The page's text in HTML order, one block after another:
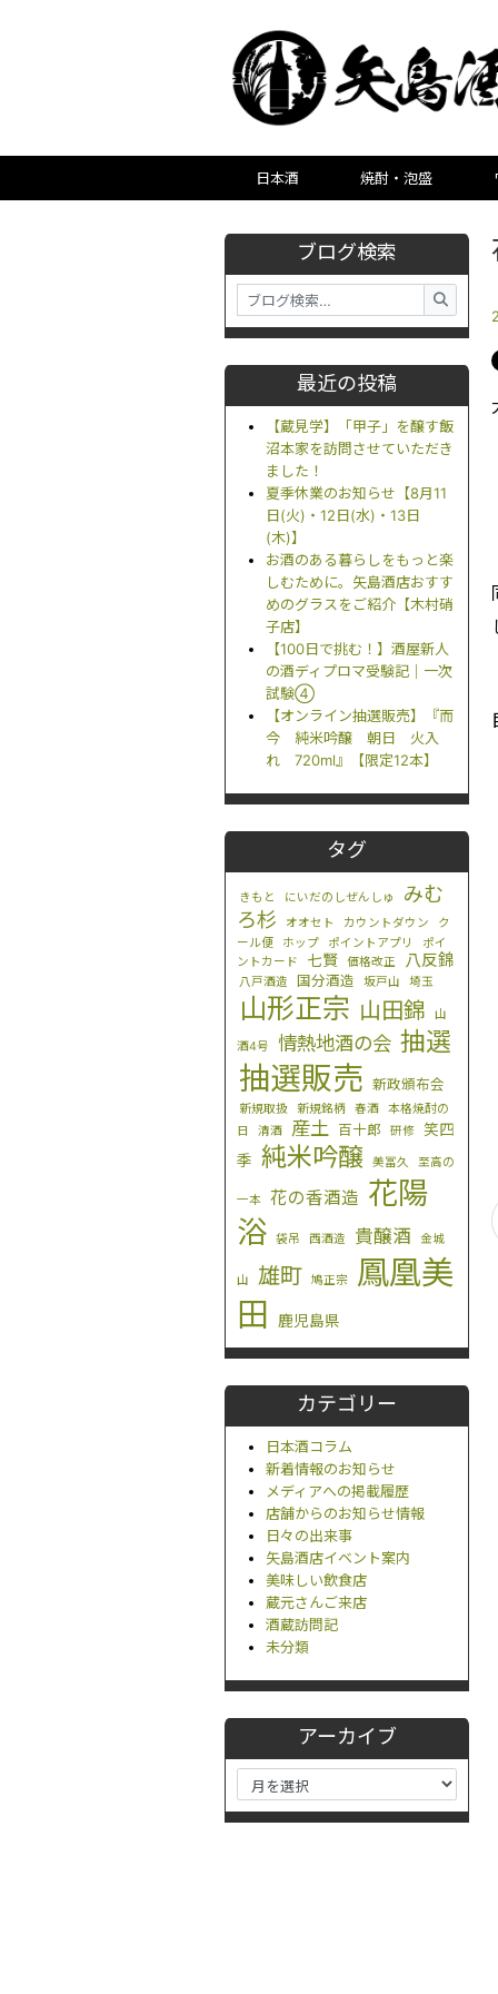
日本酒 焼酎・泡盛
ブログ検索
最近の投稿
【蔵見学】「甲子」を醸す飯
沼本家を訪問させていただき
ました！
夏季休業のお知らせ【8月11
日(火)・12日(水)・13日
(木)】
お酒のある暮らしをもっと楽
しむために。矢島酒店おすす
めのグラスをご紹介【木村硝
子店】
【100日で挑む！】酒屋新人
の酒ディプロマ受験記｜一次
試験④
【オンライン抽選販売】『而
今 純米吟醸 朝日 火入
れ 720ml』【限定12本】
タグ
きもと にいだのしぜんしゅ
みむ
ろ杉
オオセト カウントダウン
ク
ール便
ホップ ポイントアプリ
ポイ
ントカード
七賢 価格改正 八反錦
八戸酒造 国分酒造 坂戸山 埼玉
山形正宗 山田錦 山
酒4号 情熱地酒の会 抽選
抽選販売 新政頒布会
新規取扱 新規銘柄 春酒
本格焼酎の
日
清酒 産土 百十郎 研修
笑四
季 純米吟醸 美冨久 至高の
一本 花の香酒造 花陽
浴
袋吊 西酒造 貴醸酒 金城
山 雄町 鳩正宗
鳳凰美
田
鹿児島県
カテゴリー
日本酒コラム
新着情報のお知らせ
メディアへの掲載履歴
店舗からのお知らせ情報
日々の出来事
矢島酒店イベント案内
美味しい飲食店
蔵元さんご来店
酒蔵訪問記
未分類
アーカイブ